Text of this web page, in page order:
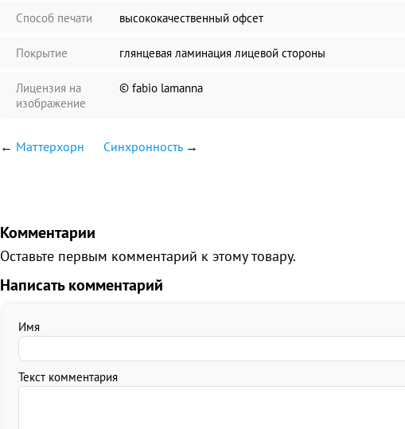
Способ печати высококачественный офсет
Покрытие глянцевая ламинация лицевой стороны
Лицензия на
изображение
© fabio lamanna
← Маттерхорн Синхронность→
Комментарии
Оставьте первым комментарий к этому товару.
Написать комментарий
Имя
Текст комментария